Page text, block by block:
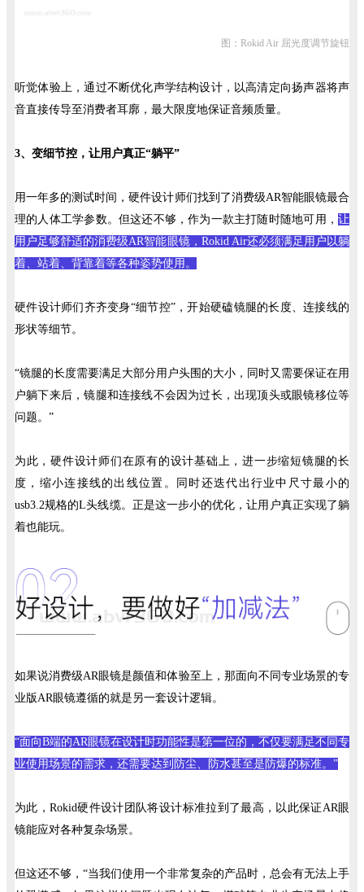
图：Rokid Air 屈光度调节旋钮
听觉体验上，通过不断优化声学结构设计，以高清定向扬声器将声
音直接传导至消费者耳廓，最大限度地保证音频质量。
3、变细节控，让用户真正“躺平”
用一年多的测试时间，硬件设计师们找到了消费级AR智能眼镜最合
理的人体工学参数。但这还不够，作为一款主打随时随地可用， 让
用户足够舒适的消费级AR智能眼镜，Rokid Air还必须满足用户以躺
着、站着、背靠着等各种姿势使用。
硬件设计师们齐齐变身“细节控”，开始硬磕镜腿的长度、连接线的
形状等细节。
“镜腿的长度需要满足大部分用户头围的大小，同时又需要保证在用
户躺下来后，镜腿和连接线不会因为过长，出现顶头或眼镜移位等
问题。”
为此，硬件设计师们在原有的设计基础上，进一步缩短镜腿的长
度，缩小连接线的出线位置。同时还迭代出行业中尺寸最小的
usb3.2规格的L头线缆。正是这一步小的优化，让用户真正实现了躺
着也能玩。
如果说消费级AR眼镜是颜值和体验至上，那面向不同专业场景的专
业版AR眼镜遵循的就是另一套设计逻辑。
“面向B端的AR眼镜在设计时功能性是第一位的，不仅要满足不同专
业使用场景的需求，还需要达到防尘、防水甚至是防爆的标准。”
为此，Rokid硬件设计团队将设计标准拉到了最高，以此保证AR眼
镜能应对各种复杂场景。
但这还不够，“当我们使用一个非常复杂的产品时，总会有无法上手